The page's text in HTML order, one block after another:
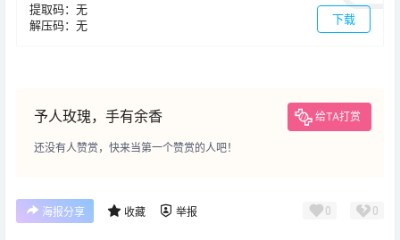
提取码：无
解压码：无
下载
予人玫瑰，手有余香 给TA打赏
还没有人赞赏，快来当第一个赞赏的人吧！
海报分享 收藏 举报 0 0